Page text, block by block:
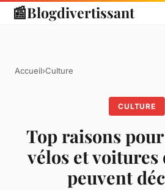
📰Blogdivertissant
Accueil›Culture
CULTURE
Top raisons
vélos et voitures
peuvent